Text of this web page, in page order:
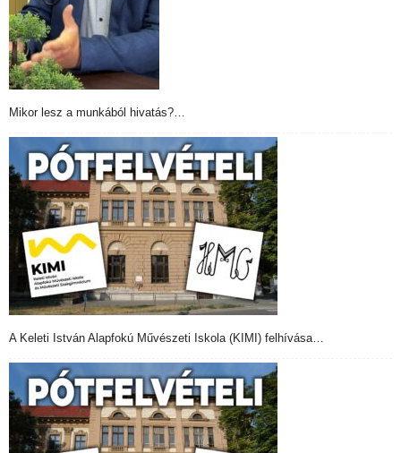
Mikor lesz a munkából hivatás?…
A Keleti István Alapfokú Művészeti Iskola (KIMI) felhívása…